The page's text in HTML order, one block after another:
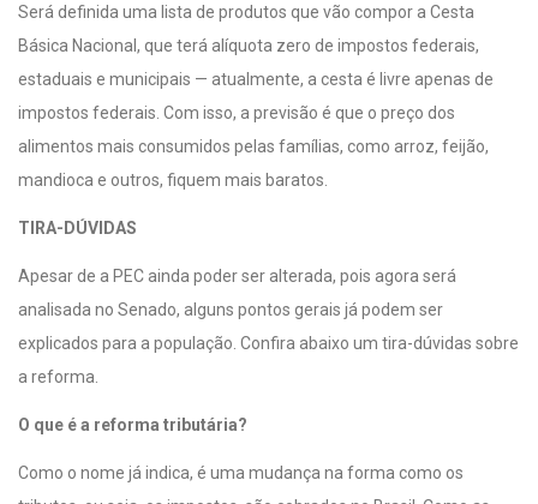
Será definida uma lista de produtos que vão compor a Cesta
Básica Nacional, que terá alíquota zero de impostos federais,
estaduais e municipais — atualmente, a cesta é livre apenas de
impostos federais. Com isso, a previsão é que o preço dos
alimentos mais consumidos pelas famílias, como arroz, feijão,
mandioca e outros, fiquem mais baratos.
TIRA-DÚVIDAS
Apesar de a PEC ainda poder ser alterada, pois agora será
analisada no Senado, alguns pontos gerais já podem ser
explicados para a população. Confira abaixo um tira-dúvidas sobre
a reforma.
O que é a reforma tributária?
Como o nome já indica, é uma mudança na forma como os